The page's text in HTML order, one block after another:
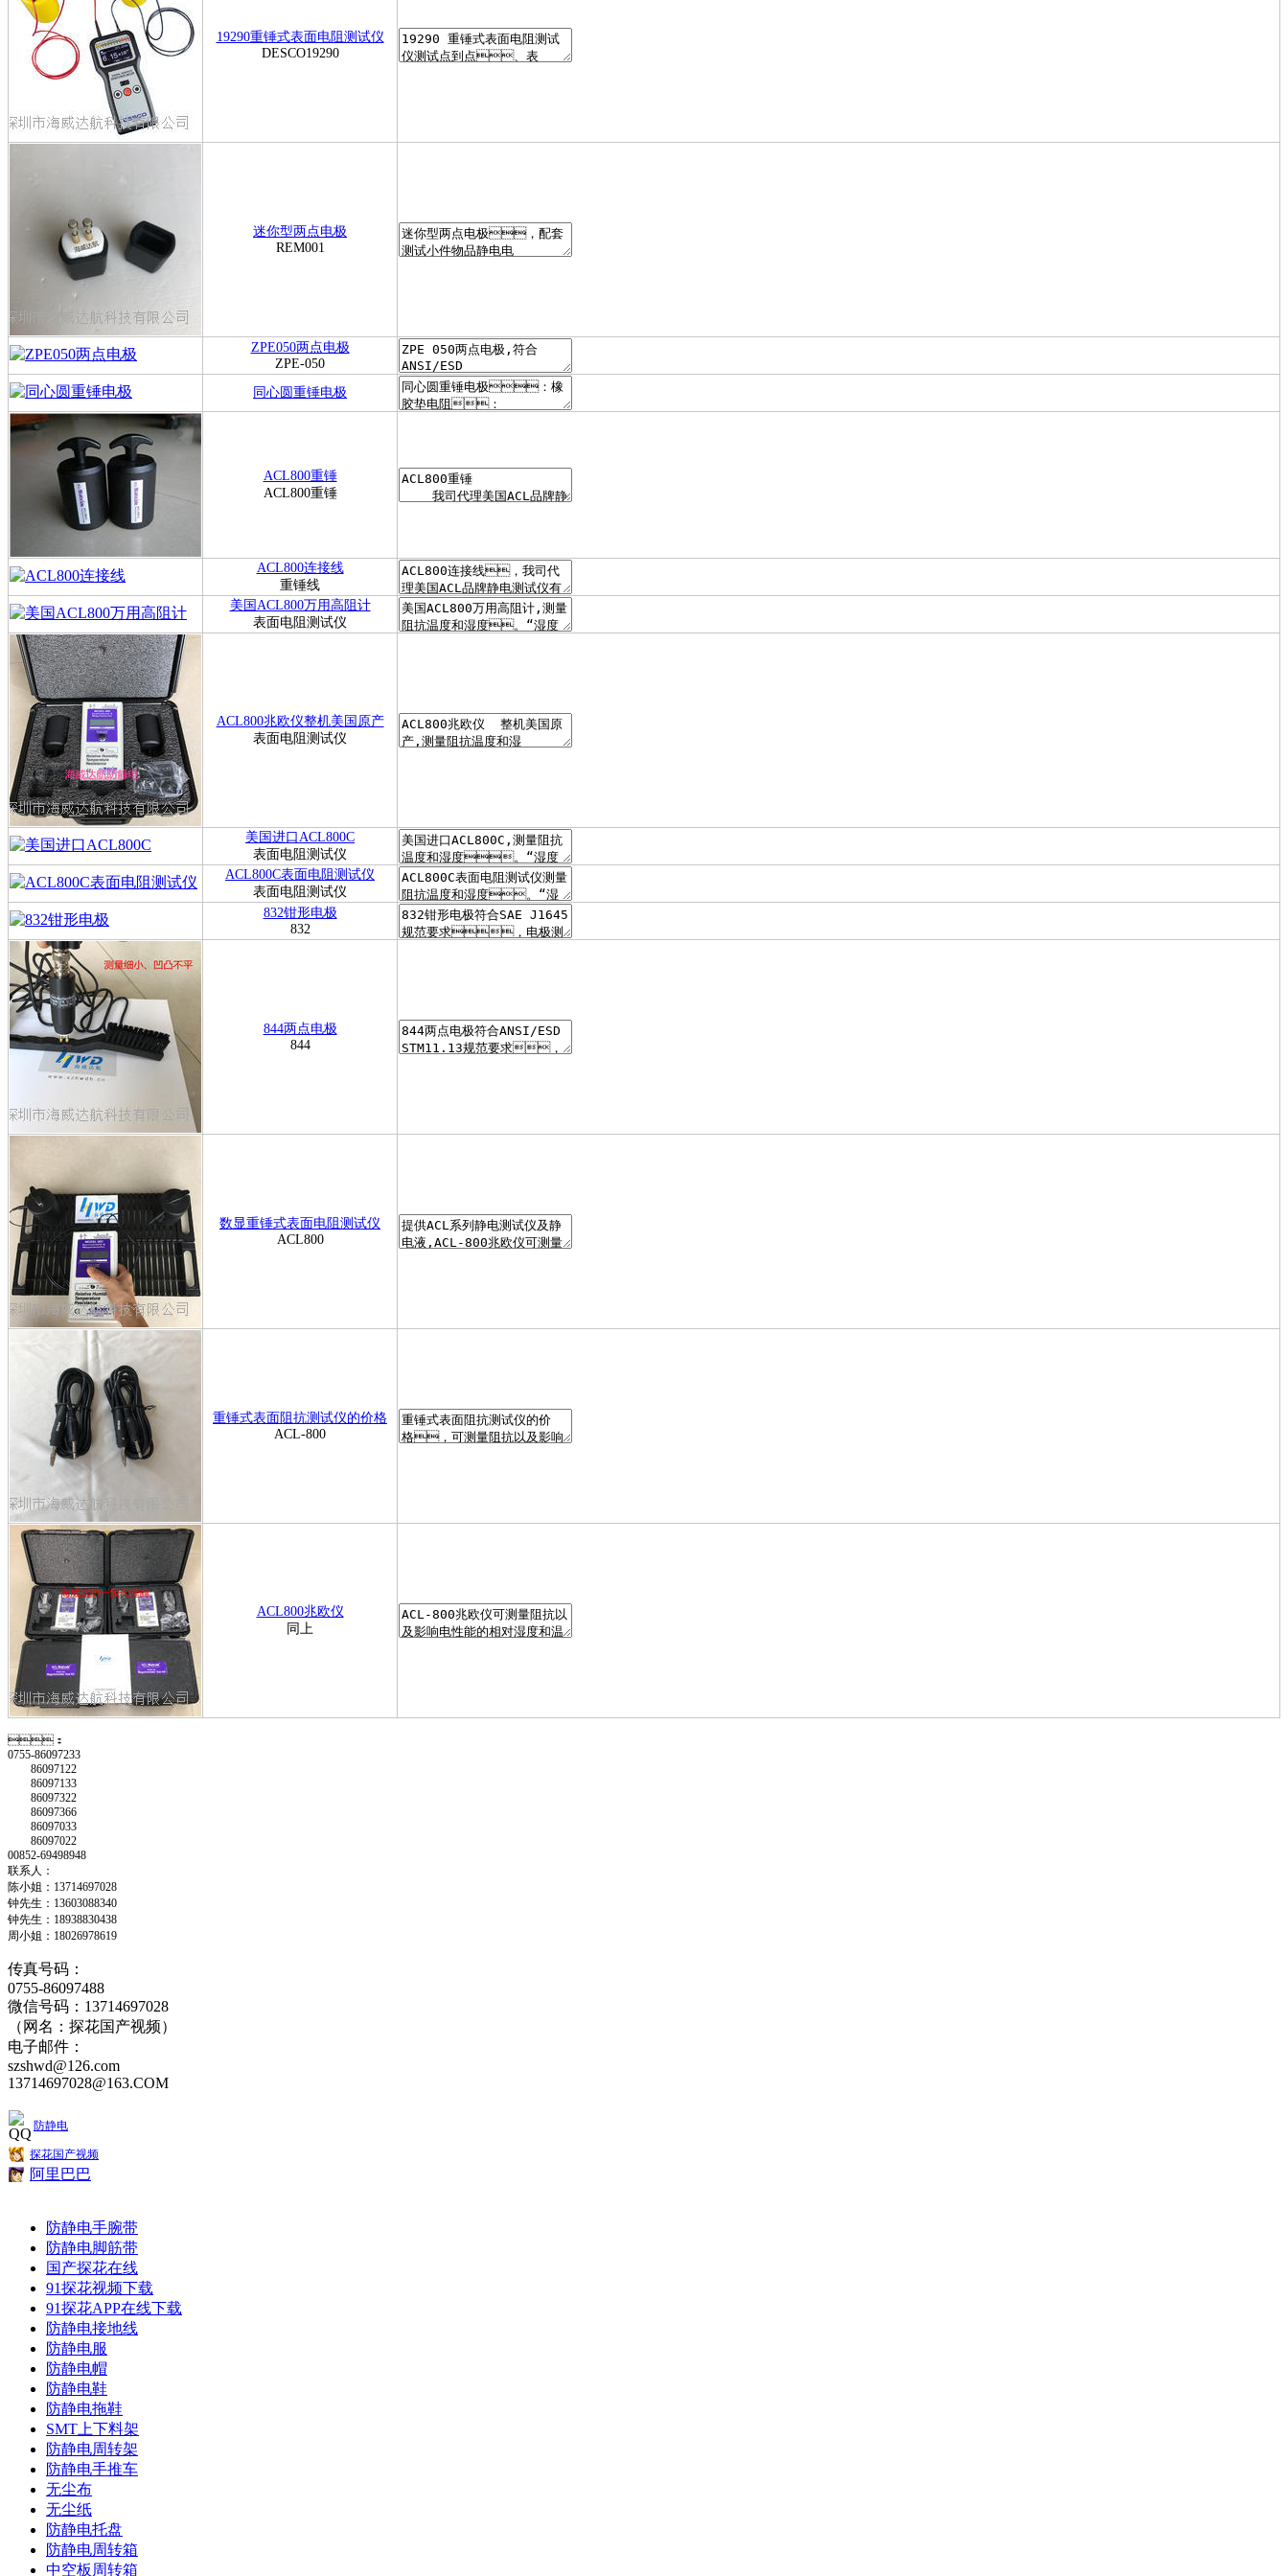
19290重锤式表面电阻测试仪
DESCO19290
迷你型两点电极
REM001
ZPE050两点电极
ZPE-050
同心圆重锤电极
ACL800重锤
ACL800重锤
ACL800连接线
重锤线
美国ACL800万用高阻计
表面电阻测试仪
ACL800兆欧仪整机美国原产
表面电阻测试仪
美国进口ACL800C
表面电阻测试仪
ACL800C表面电阻测试仪
表面电阻测试仪
832钳形电极
832
844两点电极
844
数显重锤式表面电阻测试仪
ACL800
重锤式表面阻抗测试仪的价格
ACL-800
ACL800兆欧仪
同上
：
0755-86097233
86097122
86097133
86097322
86097366
86097033
86097022
00852-69498948
联系人：
陈小姐：13714697028
钟先生：13603088340
钟先生：18938830438
周小姐：18026978619
传真号码：
0755-86097488
微信号码：13714697028
（网名：探花国产视频）
电子邮件：
szshwd@126.com
13714697028@163.COM
防静电
探花国产视频
阿里巴巴
防静电手腕带
防静电脚筋带
国产探花在线
91探花视频下载
91探花APP在线下载
防静电接地线
防静电服
防静电帽
防静电鞋
防静电拖鞋
SMT上下料架
防静电周转架
防静电手推车
无尘布
无尘纸
防静电托盘
防静电周转箱
中空板周转箱